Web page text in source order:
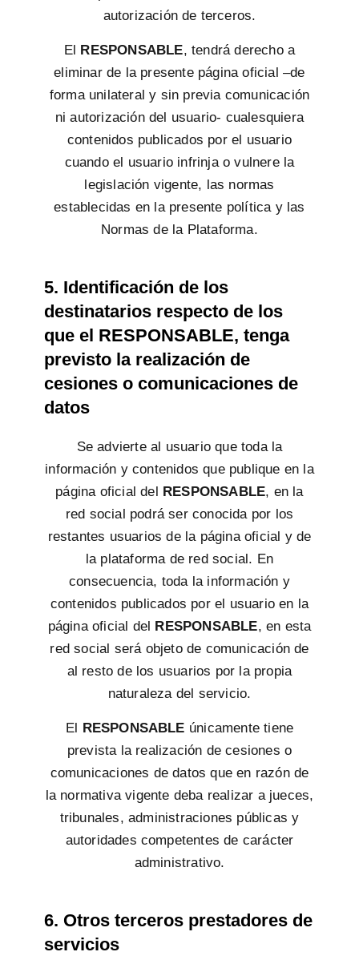
autorización de terceros.
El RESPONSABLE, tendrá derecho a
eliminar de la presente página oficial –de
forma unilateral y sin previa comunicación
ni autorización del usuario- cualesquiera
contenidos publicados por el usuario
cuando el usuario infrinja o vulnere la
legislación vigente, las normas
establecidas en la presente política y las
Normas de la Plataforma.
5. Identificación de los
destinatarios respecto de los
que el RESPONSABLE, tenga
previsto la realización de
cesiones o comunicaciones de
datos
Se advierte al usuario que toda la
información y contenidos que publique en la
página oficial del
RESPONSABLE, en la
red social podrá ser conocida por los
restantes usuarios de la página oficial y de
la plataforma de red social. En
consecuencia, toda la información y
contenidos publicados por el usuario en la
página oficial del
RESPONSABLE, en esta
red social será objeto de comunicación de
al resto de los usuarios por la propia
naturaleza del servicio.
El RESPONSABLE únicamente tiene
prevista la realización de cesiones o
comunicaciones de datos que en razón de
la normativa vigente deba realizar a jueces,
tribunales, administraciones públicas y
autoridades competentes de carácter
administrativo.
6. Otros terceros prestadores de
servicios